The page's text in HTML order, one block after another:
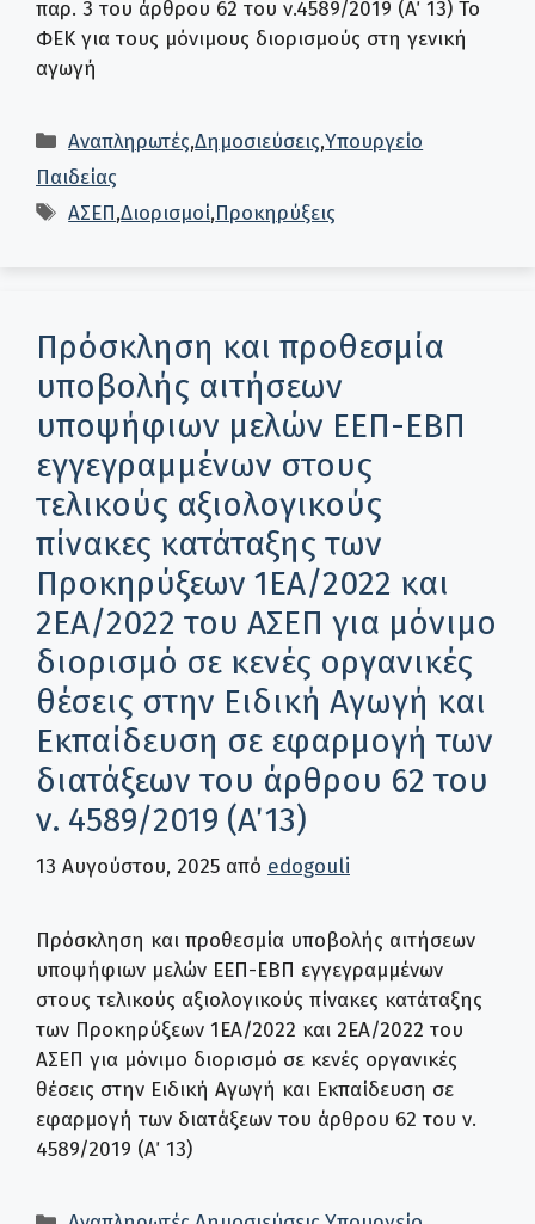
παρ. 3 του άρθρου 62 του ν.4589/2019 (Α΄ 13) Το
ΦΕΚ για τους μόνιμους διορισμούς στη γενική
αγωγή
Κατηγορίες
Αναπληρωτές,Δημοσιεύσεις,Υπουργείο
Παιδείας
Ετικέτες
ΑΣΕΠ,Διορισμοί,Προκηρύξεις
Πρόσκληση και προθεσμία
υποβολής αιτήσεων
υποψήφιων μελών ΕΕΠ-ΕΒΠ
εγγεγραμμένων στους
τελικούς αξιολογικούς
πίνακες κατάταξης των
Προκηρύξεων 1ΕΑ/2022 και
2ΕΑ/2022 του ΑΣΕΠ για μόνιμο
διορισμό σε κενές οργανικές
θέσεις στην Ειδική Αγωγή και
Εκπαίδευση σε εφαρμογή των
διατάξεων του άρθρου 62 του
ν. 4589/2019 (Α΄ 13)
13 Αυγούστου, 2025 από edogouli
Πρόσκληση και προθεσμία υποβολής αιτήσεων
υποψήφιων μελών ΕΕΠ-ΕΒΠ εγγεγραμμένων
στους τελικούς αξιολογικούς πίνακες κατάταξης
των Προκηρύξεων 1ΕΑ/2022 και 2ΕΑ/2022 του
ΑΣΕΠ για μόνιμο διορισμό σε κενές οργανικές
θέσεις στην Ειδική Αγωγή και Εκπαίδευση σε
εφαρμογή των διατάξεων του άρθρου 62 του ν.
4589/2019 (Α΄ 13)